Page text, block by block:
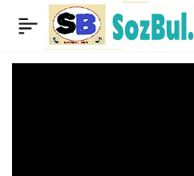
Rojda – Ezim Ezim